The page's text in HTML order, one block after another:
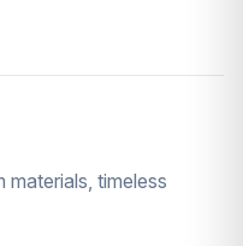
timeless